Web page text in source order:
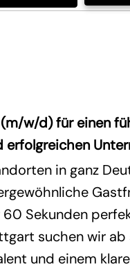
w/d) für einen
erfolgreichen
in ganz
Sekunden
suchen wir
und einem